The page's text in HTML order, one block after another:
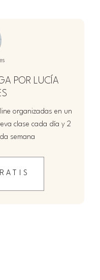
POR LUCÍA
organizadas en un
clase cada día y 2
semana